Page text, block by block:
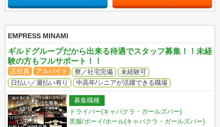
EMPRESS MINAMI
ギルドグループだから出来る待遇でスタッフ募集！！未経
験の方もフルサポート！！
正社員 アルバイト 寮／社宅完備
未経験可
日払い／週払い有り
中高年/シニアが活躍できる職場
募集職種
ドライバー(キャバクラ・ガールズバー)
黒服/ボーイ/ホール(キャバクラ・ガールズバー)